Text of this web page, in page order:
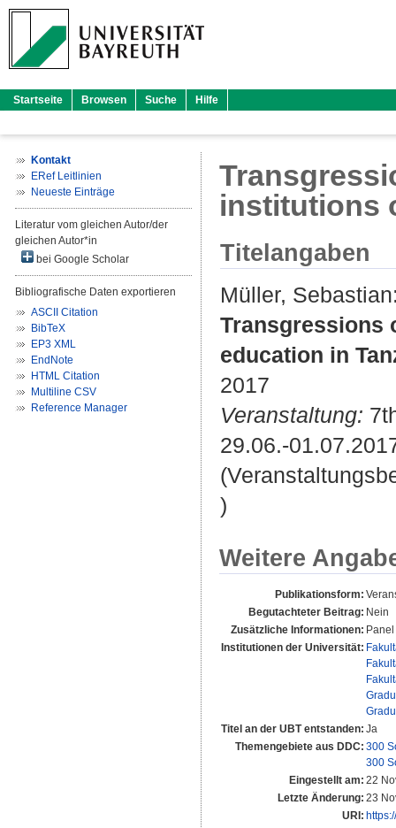
Startseite Browsen Suche Hilfe
Kontakt
ERef Leitlinien
Neueste Einträge
Literatur vom gleichen Autor/der
gleichen Autor*in
bei Google Scholar
Bibliografische Daten exportieren
ASCII Citation
BibTeX
EP3 XML
EndNote
HTML Citation
Multiline CSV
Reference Manager
institutions
Titelangaben
Müller, Sebastian
Transgressions
education in
2017
Veranstaltung:
29.06.-
)
Weitere
Publikationsform:
Begutachteter Beitrag: Nein
Zusätzliche Informationen:
Institutionen der Universität:
Titel an der UBT entstanden: Ja
Themengebiete aus DDC: 300
300
Eingestellt am: 22
Letzte Änderung: 23
URI: